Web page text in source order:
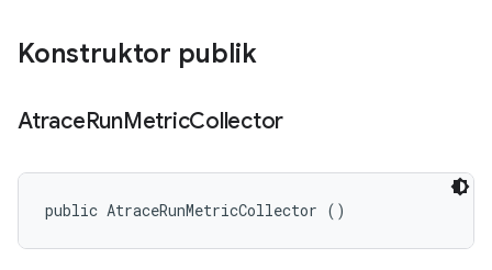
Konstruktor publik
AtraceRunMetricCollector
public AtraceRunMetricCollector ()